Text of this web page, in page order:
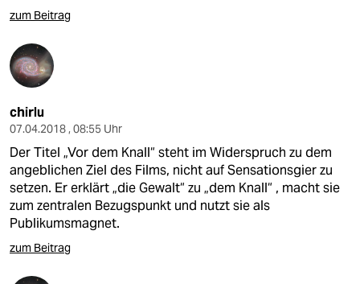
zum Beitrag
chirlu
07.04.2018 , 08:55 Uhr
Der Titel „Vor dem Knall“ steht im Widerspruch zu dem
angeblichen Ziel des Films, nicht auf Sensationsgier zu
setzen. Er erklärt „die Gewalt“ zu „dem Knall“ , macht sie
zum zentralen Bezugspunkt und nutzt sie als
Publikumsmagnet.
zum Beitrag